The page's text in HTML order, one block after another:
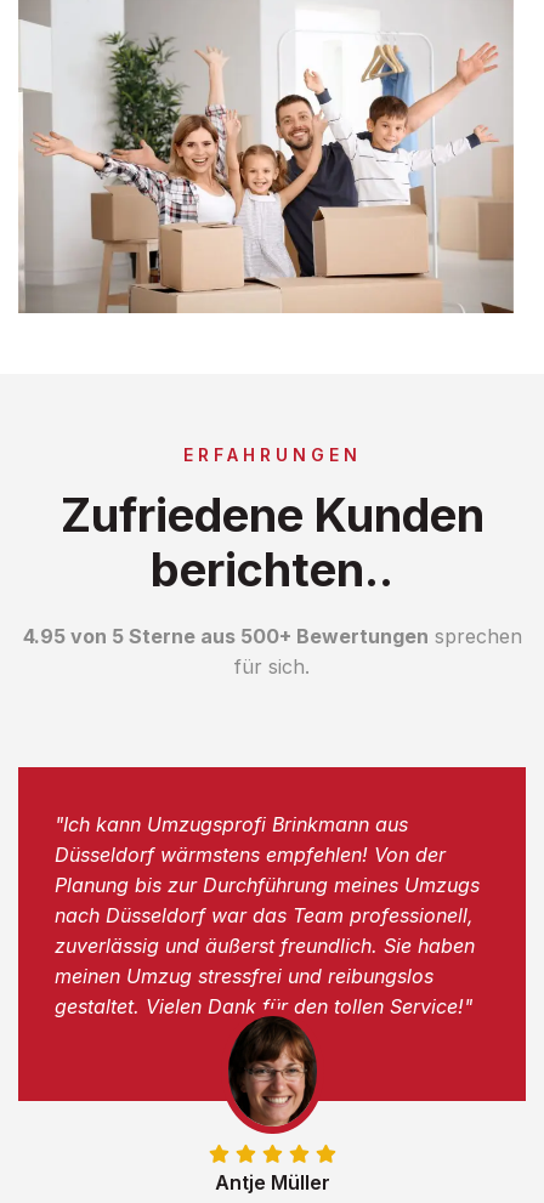
ERFAHRUNGEN
Zufriedene Kunden
berichten..
4.95 von 5 Sterne aus 500+ Bewertungen sprechen
für sich.
Antje Müller
"Ich kann Umzugsprofi Brinkmann aus
Düsseldorf wärmstens empfehlen! Von der
Planung bis zur Durchführung meines Umzugs
nach Düsseldorf war das Team professionell,
zuverlässig und äußerst freundlich. Sie haben
meinen Umzug stressfrei und reibungslos
gestaltet. Vielen Dank für den tollen Service!"